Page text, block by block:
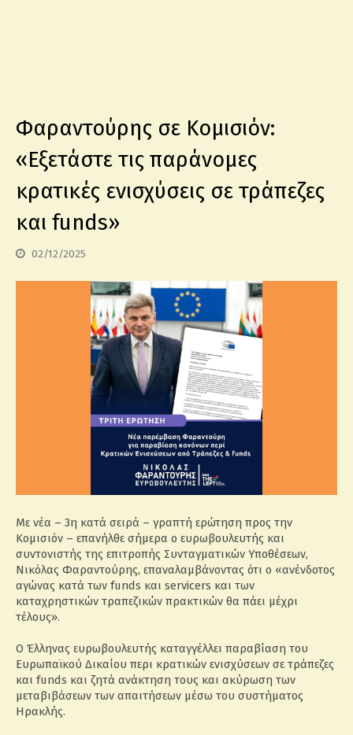
Φαραντούρης σε Κομισιόν:
«Εξετάστε τις παράνομες
κρατικές ενισχύσεις σε τράπεζες
και funds»
02/12/2025
Με νέα – 3η κατά σειρά – γραπτή ερώτηση προς την
Κομισιόν – επανήλθε σήμερα ο ευρωβουλευτής και
συντονιστής της επιτροπής Συνταγματικών Υποθέσεων,
Νικόλας Φαραντούρης, επαναλαμβάνοντας ότι ο «ανένδοτος
αγώνας κατά των funds και servicers και των
καταχρηστικών τραπεζικών πρακτικών θα πάει μέχρι
τέλους».
Ο Έλληνας ευρωβουλευτής καταγγέλλει παραβίαση του
Ευρωπαϊκού Δικαίου περι κρατικών ενισχύσεων σε τράπεζες
και funds και ζητά ανάκτηση τους και ακύρωση των
μεταβιβάσεων των απαιτήσεων μέσω του συστήματος
Ηρακλής.